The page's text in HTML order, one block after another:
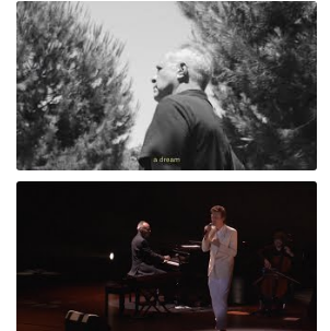
Rodrigo Leão - Who can Resist feat. Kurt Wagner (Official Video)